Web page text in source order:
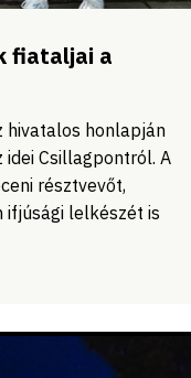
fiataljai a
hivatalos honlapján
Csillagpontról. A
résztvevőt,
ifjúsági lelkészét is